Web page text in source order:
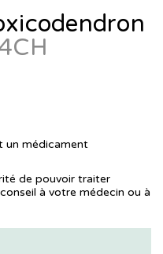
un médicament
de pouvoir traiter
à votre médecin ou à